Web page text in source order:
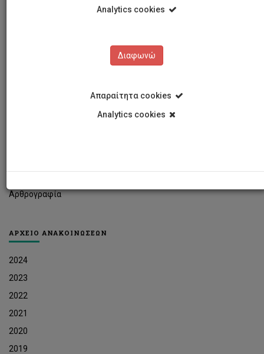
Αρθρογραφία
ΑΡΧΕΙΟ ΑΝΑΚΟΙΝΩΣΕΩΝ
2024
2023
2022
2021
2020
2019
Analytics cookies
Διαφωνώ
Απαραίτητα cookies
Analytics cookies